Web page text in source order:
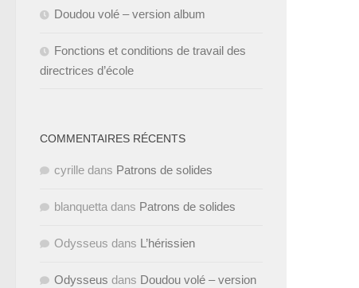
Doudou volé – version album
Fonctions et conditions de travail des
directrices d’école
COMMENTAIRES RÉCENTS
cyrille dans Patrons de solides
blanquetta dans Patrons de solides
Odysseus dans L’hérissien
Odysseus dans Doudou volé – version